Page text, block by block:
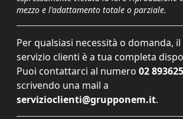
mezzo e l'adattamento totale o parziale.
Per qualsiasi necessità o domanda,
servizio clienti è a tua completa
Puoi contattarci al numero 02
scrivendo una mail a
servizioclienti@grupponem.it.